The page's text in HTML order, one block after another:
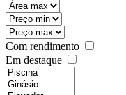
Com rendimento
Em destaque